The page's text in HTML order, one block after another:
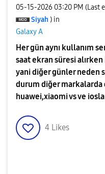
‎05-15-2026 03:20 PM (Last
Siyah ) in
Galaxy A
Her gün aynı kullanım
saat ekran süresi
yani diğer günler neden
durum diğer markalarda
huawei,xiaomi vs ve
4 Likes